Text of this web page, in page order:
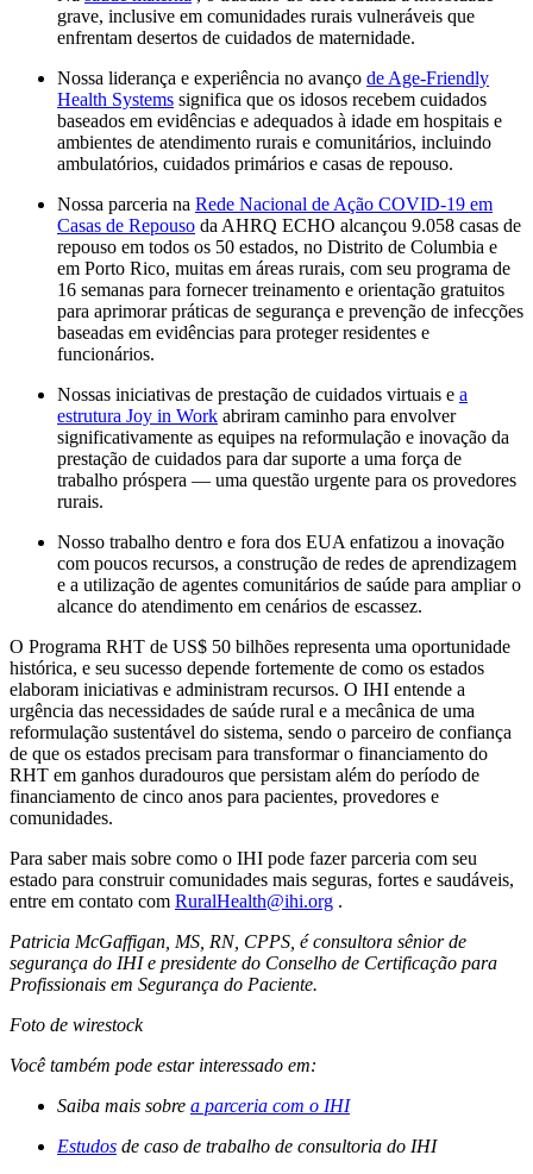
grave, inclusive em comunidades rurais vulneráveis ​​que
enfrentam desertos de cuidados de maternidade.
Nossa liderança e experiência no avanço de Age-Friendly
Health Systems significa que os idosos recebem cuidados
baseados em evidências e adequados à idade em hospitais e
ambientes de atendimento rurais e comunitários, incluindo
ambulatórios, cuidados primários e casas de repouso.
Nossa parceria na Rede Nacional de Ação COVID-19 em
Casas de Repouso da AHRQ ECHO alcançou 9.058 casas de
repouso em todos os 50 estados, no Distrito de Columbia e
em Porto Rico, muitas em áreas rurais, com seu programa de
16 semanas para fornecer treinamento e orientação gratuitos
para aprimorar práticas de segurança e prevenção de infecções
baseadas em evidências para proteger residentes e
funcionários.
Nossas iniciativas de prestação de cuidados virtuais e a
estrutura Joy in Work abriram caminho para envolver
significativamente as equipes na reformulação e inovação da
prestação de cuidados para dar suporte a uma força de
trabalho próspera — uma questão urgente para os provedores
rurais.
Nosso trabalho dentro e fora dos EUA enfatizou a inovação
com poucos recursos, a construção de redes de aprendizagem
e a utilização de agentes comunitários de saúde para ampliar o
alcance do atendimento em cenários de escassez.
O Programa RHT de US$ 50 bilhões representa uma oportunidade
histórica, e seu sucesso depende fortemente de como os estados
elaboram iniciativas e administram recursos. O IHI entende a
urgência das necessidades de saúde rural e a mecânica de uma
reformulação sustentável do sistema, sendo o parceiro de confiança
de que os estados precisam para transformar o financiamento do
RHT em ganhos duradouros que persistam além do período de
financiamento de cinco anos para pacientes, provedores e
comunidades.
Para saber mais sobre como o IHI pode fazer parceria com seu
estado para construir comunidades mais seguras, fortes e saudáveis,
entre em contato com RuralHealth@ihi.org .
Patricia McGaffigan, MS, RN, CPPS, é consultora sênior de
segurança do IHI e presidente do Conselho de Certificação para
Profissionais em Segurança do Paciente.
Foto de wirestock
Você também pode estar interessado em:
Saiba mais sobre a parceria com o IHI
Estudos de caso de trabalho de consultoria do IHI